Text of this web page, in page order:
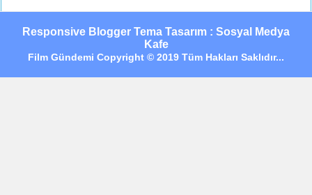
Responsive Blogger Tema Tasarım : Sosyal Medya
Kafe
Film Gündemi Copyright © 2019 Tüm Hakları Saklıdır...